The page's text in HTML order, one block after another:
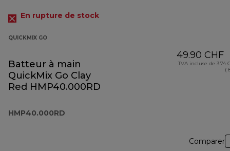
En rupture de stock
QUICKMIX GO
Batteur à main
QuickMix Go Clay
Red HMP40.000RD
HMP40.000RD
49.90 CHF
TVA incluse de 3.74
(
Comparer